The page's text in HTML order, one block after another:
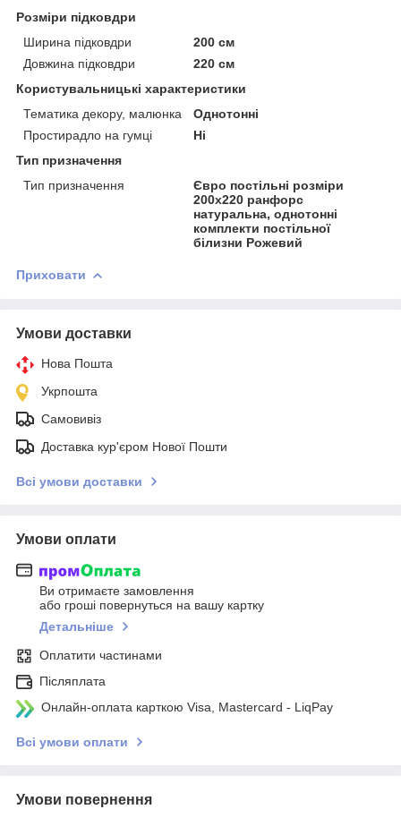
Розміри підковдри
Ширина підковдри
200 см
Довжина підковдри
220 см
Користувальницькі характеристики
Тематика декору, малюнка
Однотонні
Простирадло на гумці
Ні
Тип призначення
Тип призначення
Євро постільні розміри
200х220 ранфорс
натуральна, однотонні
комплекти постільної
білизни Рожевий
Приховати
Умови доставки
Нова Пошта
Укрпошта
Самовивіз
Доставка кур'єром Нової Пошти
Всі умови доставки
Умови оплати
Ви отримаєте замовлення
або гроші повернуться на вашу картку
Детальніше
Оплатити частинами
Післяплата
Онлайн-оплата карткою Visa, Mastercard - LiqPay
Всі умови оплати
Умови повернення